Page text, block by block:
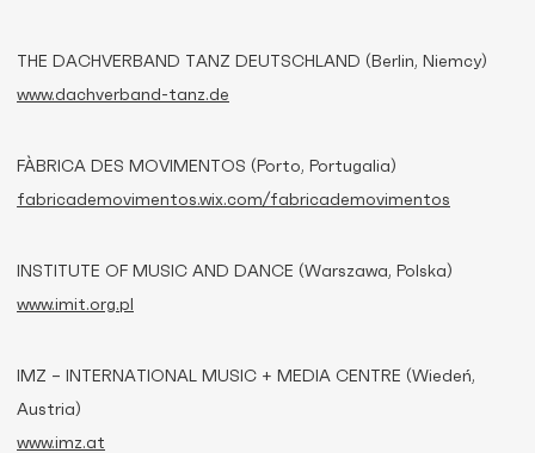
THE DACHVERBAND TANZ DEUTSCHLAND (Berlin, Niemcy)
www.dachverband-tanz.de
FÀBRICA DES MOVIMENTOS (Porto, Portugalia)
fabricademovimentos.wix.com/fabricademovimentos
INSTITUTE OF MUSIC AND DANCE (Warszawa, Polska)
www.imit.org.pl
IMZ – INTERNATIONAL MUSIC + MEDIA CENTRE (Wiedeń,
Austria)
www.imz.at